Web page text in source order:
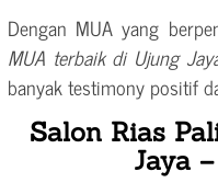
Dengan MUA yang
MUA terbaik di Ujung
banyak testimony positif
Salon Rias
Jaya